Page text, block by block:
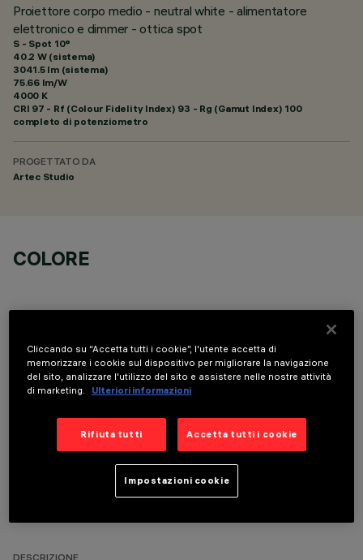
Proiettore corpo medio - neutral white - alimentatore
elettronico e dimmer - ottica spot
S - Spot 10°
40.2 W (sistema)
3041.5 lm (sistema)
75.66 lm/W
4000 K
CRI 97 - Rf (Colour Fidelity Index) 93 - Rg (Gamut Index) 100
completo di potenziometro
PROGETTATO DA
Artec Studio
COLORE
COMPONENTI OPZIONALI
DATI TECNICI
Cliccando su “Accetta tutti i cookie”, l'utente accetta di
memorizzare i cookie sul dispositivo per migliorare la navigazione
del sito, analizzare l'utilizzo del sito e assistere nelle nostre attività
di marketing.
Ulteriori informazioni
Rifiuta tutti Accetta tutti i cookie
Impostazioni cookie